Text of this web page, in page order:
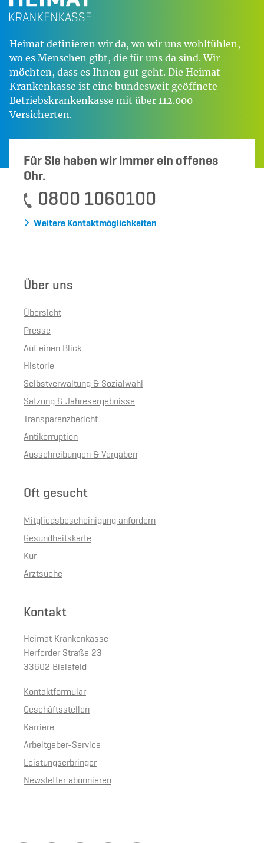
Heimat definieren wir da, wo wir uns wohlfühlen,
wo es Menschen gibt, die für uns da sind. Wir
möchten, dass es Ihnen gut geht. Die Heimat
Krankenkasse ist eine bundesweit geöffnete
Betriebskrankenkasse mit über 112.000
Versicherten.
Für Sie haben wir immer ein offenes
Ohr.
0800 1060100
Weitere Kontaktmöglichkeiten
Über uns
Übersicht
Presse
Auf einen Blick
Historie
Selbstverwaltung & Sozialwahl
Satzung & Jahresergebnisse
Transparenzbericht
Antikorruption
Ausschreibungen & Vergaben
Oft gesucht
Mitgliedsbescheinigung anfordern
Gesundheitskarte
Kur
Arztsuche
Kontakt
Heimat Krankenkasse
Herforder Straße 23
33602 Bielefeld
Kontaktformular
Geschäftsstellen
Karriere
Arbeitgeber-Service
Leistungserbringer
Newsletter abonnieren